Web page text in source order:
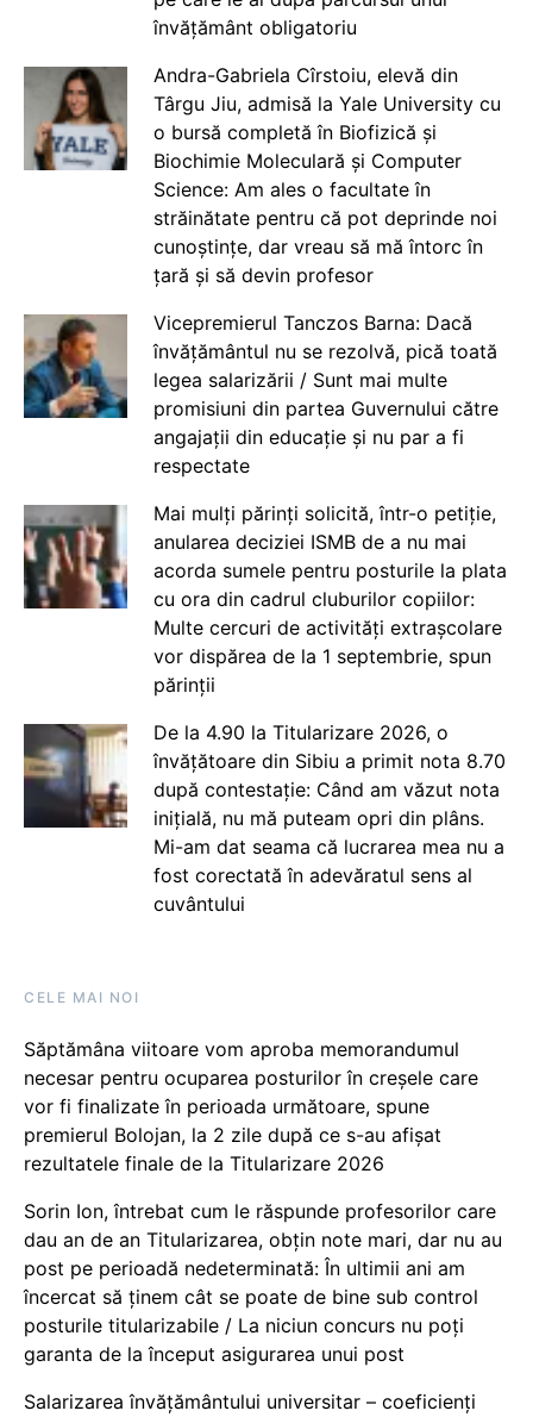
învățământ obligatoriu
Andra-Gabriela Cîrstoiu, elevă din
Târgu Jiu, admisă la Yale University cu
o bursă completă în Biofizică și
Biochimie Moleculară și Computer
Science: Am ales o facultate în
străinătate pentru că pot deprinde noi
cunoștințe, dar vreau să mă întorc în
țară și să devin profesor
Vicepremierul Tanczos Barna: Dacă
învățământul nu se rezolvă, pică toată
legea salarizării / Sunt mai multe
promisiuni din partea Guvernului către
angajații din educație și nu par a fi
respectate
Mai mulți părinți solicită, într-o petiție,
anularea deciziei ISMB de a nu mai
acorda sumele pentru posturile la plata
cu ora din cadrul cluburilor copiilor:
Multe cercuri de activități extrașcolare
vor dispărea de la 1 septembrie, spun
părinții
De la 4.90 la Titularizare 2026, o
învățătoare din Sibiu a primit nota 8.70
după contestație: Când am văzut nota
inițială, nu mă puteam opri din plâns.
Mi-am dat seama că lucrarea mea nu a
fost corectată în adevăratul sens al
cuvântului
CELE MAI NOI
Săptămâna viitoare vom aproba memorandumul
necesar pentru ocuparea posturilor în creșele care
vor fi finalizate în perioada următoare, spune
premierul Bolojan, la 2 zile după ce s-au afișat
rezultatele finale de la Titularizare 2026
Sorin Ion, întrebat cum le răspunde profesorilor care
dau an de an Titularizarea, obțin note mari, dar nu au
post pe perioadă nedeterminată: În ultimii ani am
încercat să ținem cât se poate de bine sub control
posturile titularizabile / La niciun concurs nu poți
garanta de la început asigurarea unui post
Salarizarea învățământului universitar – coeficienți